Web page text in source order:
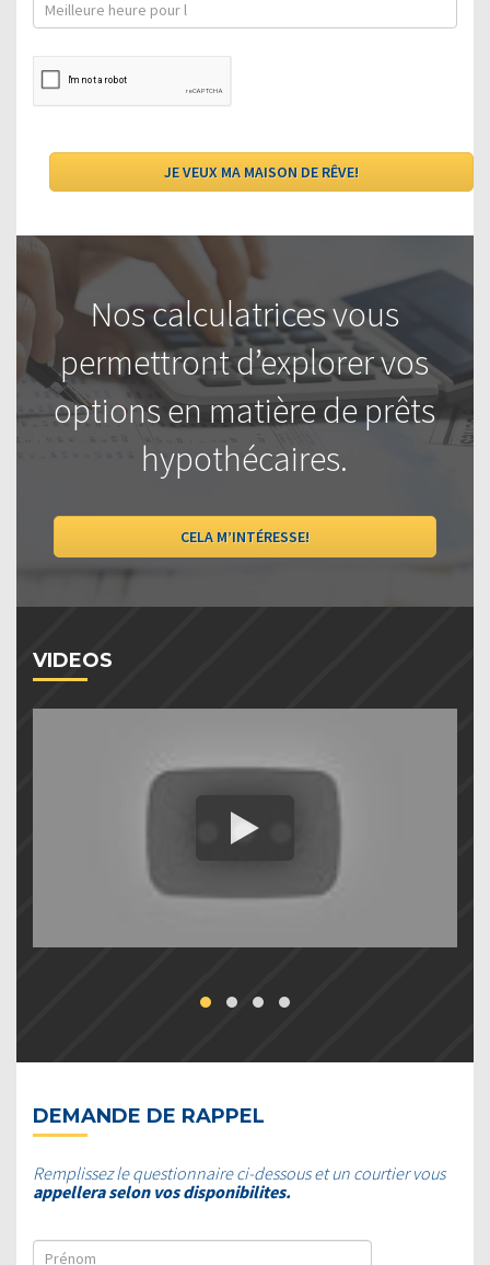
Nos calculatrices vous
permettront d’explorer vos
options en matière de prêts
hypothécaires.
CELA M’INTÉRESSE!
VIDEOS
DEMANDE DE RAPPEL
Remplissez le questionnaire ci-dessous et un courtier vous
appellera selon vos disponibilites.